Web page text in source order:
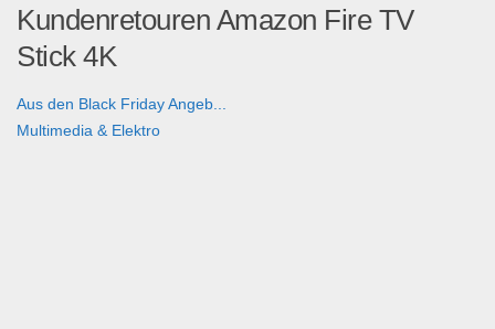
Kundenretouren Amazon Fire TV
Stick 4K
Aus den Black Friday Angeb...
Multimedia & Elektro